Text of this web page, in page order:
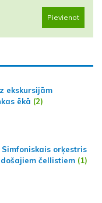
Pievienot
ekskursijām
ēkā (2)
orķestris
čellistiem (1)